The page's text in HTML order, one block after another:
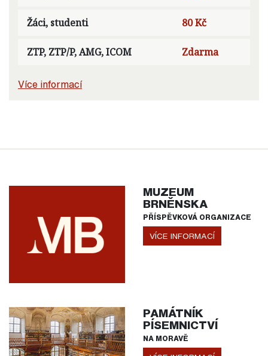
Žáci, studenti 80 Kč
ZTP, ZTP/P, AMG, ICOM Zdarma
Více informací
MUZEUM
BRNĚNSKA
PŘÍSPĚVKOVÁ ORGANIZACE
VÍCE INFORMACÍ
PAMÁTNÍK
PÍSEMNICTVÍ
NA MORAVĚ